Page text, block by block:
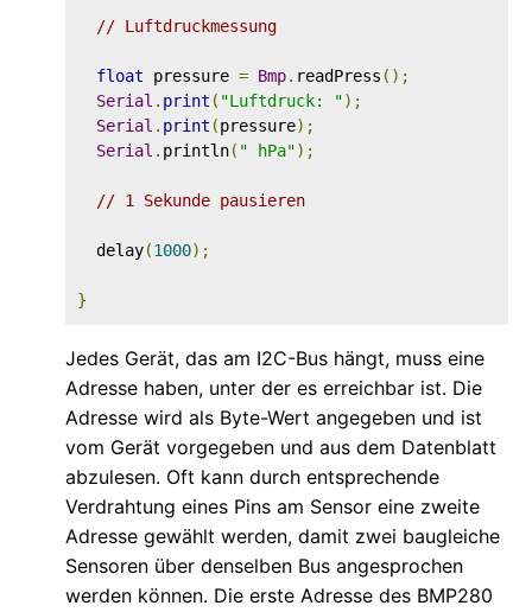
// Luftdruckmessung
float pressure = Bmp. readPress ();
Serial . print ( "Luftdruck: ");
Serial . print (pressure);
Serial . println( " hPa");
// 1 Sekunde pausieren
  delay
(1000);
}
Jedes Gerät, das am I2C-Bus hängt, muss eine
Adresse haben, unter der es erreichbar ist. Die
Adresse wird als Byte-Wert angegeben und ist
vom Gerät vorgegeben und aus dem Datenblatt
abzulesen. Oft kann durch entsprechende
Verdrahtung eines Pins am Sensor eine zweite
Adresse gewählt werden, damit zwei baugleiche
Sensoren über denselben Bus angesprochen
werden können. Die erste Adresse des BMP280